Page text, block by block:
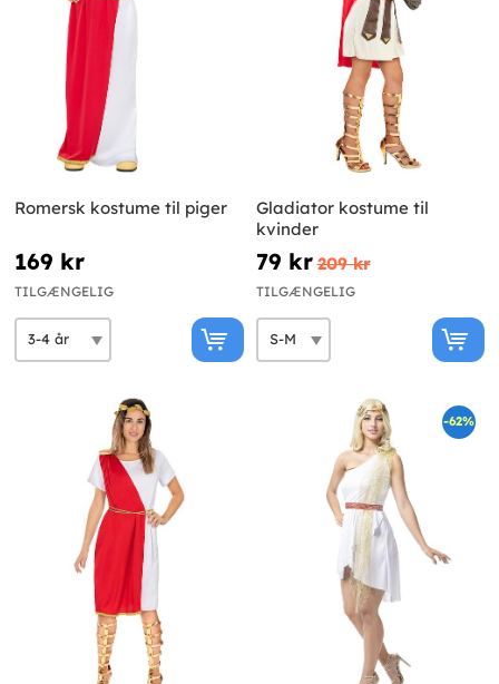
Romersk kostume til piger
169 kr
TILGÆNGELIG
Gladiator kostume til
kvinder
79 kr 209 kr
TILGÆNGELIG
-62%